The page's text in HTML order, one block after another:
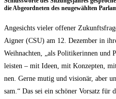
die Abge­ord­ne­ten des neu­ge­wähl­ten
Ange­sichts vie­ler offe­ner
Aigner (CSU) am 12. Dezem­ber in
Weih­nach­ten, „als Poli­ti­ke­rin­nen und
leis­ten – mit Ideen, mit Kon­zep­ten,
nen. Ger­ne mutig und visio­när, aber
sam.“ Das sei ein schö­ner Vor­satz für